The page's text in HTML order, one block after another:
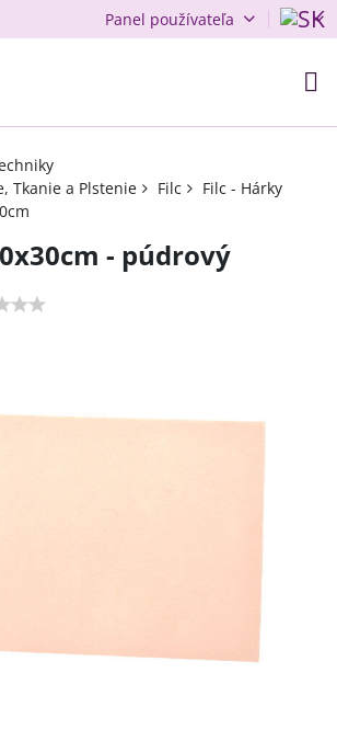
Panel používateľa
Tkanie a Plstenie
Filc
Filc - Hárky
- púdrový